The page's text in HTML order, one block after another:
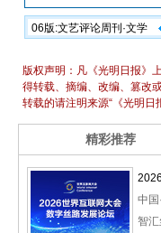
06版:文艺评论周刊·文学